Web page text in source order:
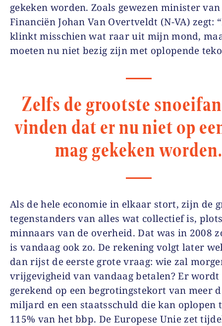
gekeken worden. Zoals gewezen minister van
Financiën Johan Van Overtveldt (N-VA) zegt:
klinkt misschien wat raar uit mijn mond,
moeten nu niet bezig zijn met oplopende
Zelfs de grootste
vinden dat er nu niet op
mag gekeken worden.
Als de hele economie in elkaar stort, zijn de
tegenstanders van alles wat collectief is,
minnaars van de overheid. Dat was in 2008
is vandaag ook zo. De rekening volgt later
dan rijst de eerste grote vraag: wie zal
vrijgevigheid van vandaag betalen? Er
gerekend op een begrotingstekort van meer
miljard en een staatsschuld die kan oplopen
115% van het bbp. De Europese Unie zet